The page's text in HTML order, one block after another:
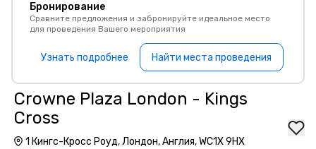
Бронирование
Сравните предложения и забронируйте идеальное место
для проведения Вашего мероприятия
Узнать подробнее Найти места проведения
Crowne Plaza London - Kings
Cross
1 Кингс-Кросс Роуд, Лондон, Англия, WC1X 9HX